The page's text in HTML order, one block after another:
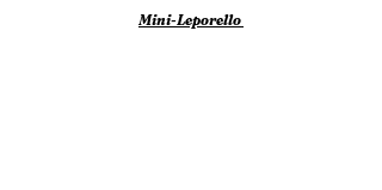
Mini-Leporello